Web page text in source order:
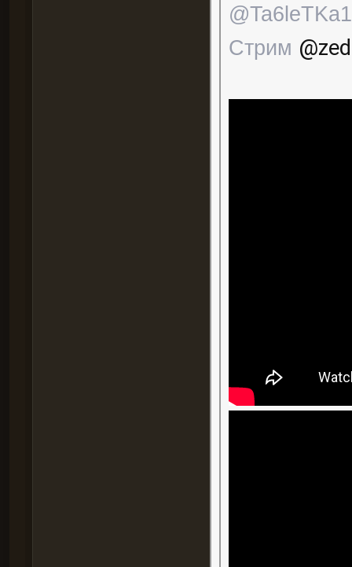
@Ta6leTKa1
Стрим